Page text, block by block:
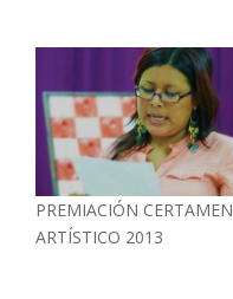
PREMIACIÓN CERTAMEN
ARTÍSTICO 2013